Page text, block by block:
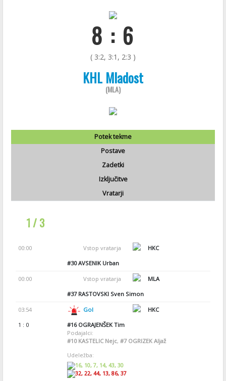
8 : 6
( 3:2, 3:1, 2:3 )
KHL Mladost
(MLA)
Potek tekme
Postave
Zadetki
Izključitve
Vratarji
1 / 3
00:00 Vstop vratarja
HKC
#30AVSENIK Urban
00:00 Vstop vratarja
MLA
#37RASTOVSKI Sven Simon
03:54 Gol
HKC
1 : 0
#16OGRAJENŠEK Tim
Podajalci:
#10KASTELIC Nejc, #7OGRIZEK Aljaž
Udeležba:
16, 10, 7, 14, 43, 30
32, 22, 44, 13, 86, 37